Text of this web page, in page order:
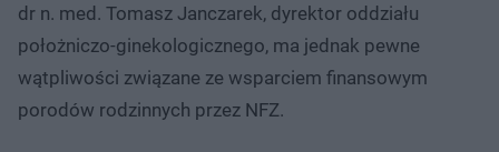
dr n. med. Tomasz Janczarek, dyrektor oddziału
położniczo-ginekologicznego, ma jednak pewne
wątpliwości związane ze wsparciem finansowym
porodów rodzinnych przez NFZ.